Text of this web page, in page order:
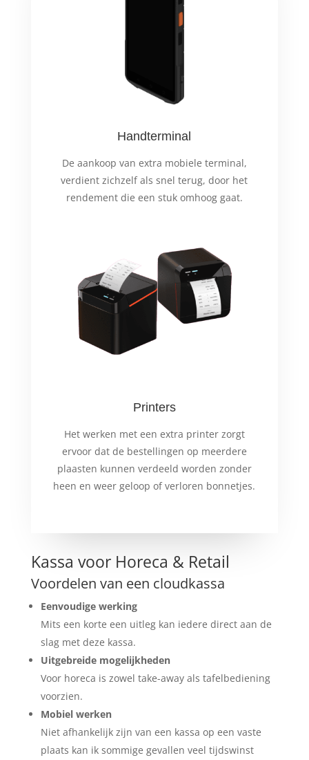
Handterminal
De aankoop van extra mobiele terminal,
verdient zichzelf als snel terug, door het
rendement die een stuk omhoog gaat.
Printers
Het werken met een extra printer zorgt
ervoor dat de bestellingen op meerdere
plaasten kunnen verdeeld worden zonder
heen en weer geloop of verloren bonnetjes.
Kassa voor Horeca & Retail
Voordelen van een cloudkassa
Eenvoudige werking
Mits een korte een uitleg kan iedere direct aan de
slag met deze kassa.
Uitgebreide mogelijkheden
Voor horeca is zowel take-away als tafelbediening
voorzien.
Mobiel werken
Niet afhankelijk zijn van een kassa op een vaste
plaats kan ik sommige gevallen veel tijdswinst